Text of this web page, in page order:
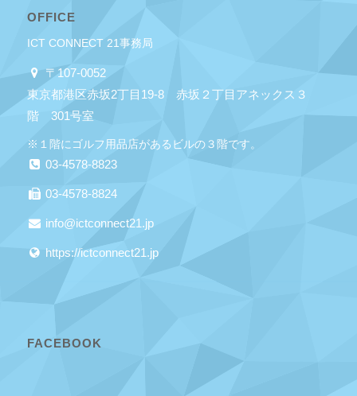
OFFICE
ICT CONNECT 21事務局
〒107-0052
東京都港区赤坂2丁目19-8 赤坂２丁目アネックス３
階 301号室
※１階にゴルフ用品店があるビルの３階です。
03-4578-8823
03-4578-8824
info@ictconnect21.jp
https://ictconnect21.jp
FACEBOOK